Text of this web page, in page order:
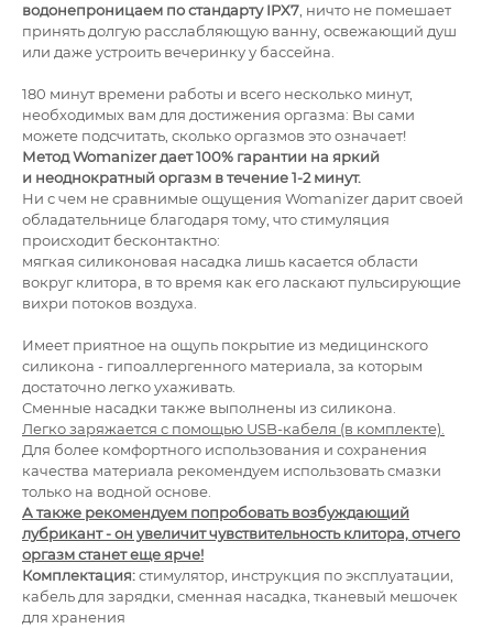
водонепроницаем по стандарту IPX7 , ничто не помешает
принять долгую расслабляющую ванну, освежающий душ
или даже устроить вечеринку у бассейна.
180 минут времени работы и всего несколько минут,
необходимых вам для достижения оргазма: Вы сами
можете подсчитать, сколько оргазмов это означает!
Метод Womanizer дает 100% гарантии на яркий
и неоднократный оргазм в течение 1-2 минут.
Ни с чем не сравнимые ощущения Womanizer дарит своей
обладательнице благодаря тому, что стимуляция
происходит бесконтактно:
мягкая силиконовая насадка лишь касается области
вокруг клитора, в то время как его ласкают пульсирующие
вихри потоков воздуха.
Имеет приятное на ощупь покрытие из медицинского
силикона - гипоаллергенного материала, за которым
достаточно легко ухаживать.
Сменные насадки также выполнены из силикона.
Легко заряжается с помощью USB-кабеля (в комплекте).
Для более комфортного использования и сохранения
качества материала рекомендуем использовать смазки
только на водной основе.
А также рекомендуем попробовать возбуждающий
лубрикант - он увеличит чувствительность клитора, отчего
оргазм станет еще ярче!
Комплектация:стимулятор, инструкция по эксплуатации,
кабель для зарядки, сменная насадка, тканевый мешочек
для хранения